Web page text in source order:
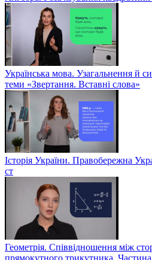
Українська мова. Узагальнення й
теми «Звертання. Вставні слова»
Історія України. Правобережна
ст
Геометрія. Співвідношення між
прямокутного трикутника.